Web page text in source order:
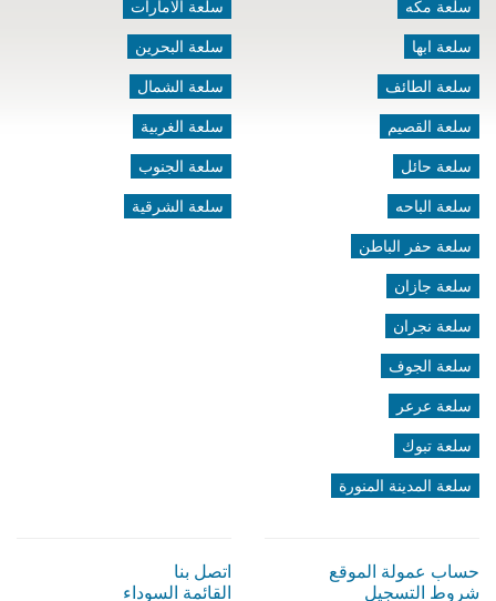
سلعة مكه
سلعة ابها
سلعة الطائف
سلعة القصيم
سلعة حائل
سلعة الباحه
سلعة حفر الباطن
سلعة جازان
سلعة نجران
سلعة الجوف
سلعة عرعر
سلعة تبوك
سلعة المدينة المنورة
سلعة الامارات
سلعة البحرين
سلعة الشمال
سلعة الغربية
سلعة الجنوب
سلعة الشرقية
حساب عمولة الموقع
شروط التسجيل
اتصل بنا
القائمة السوداء